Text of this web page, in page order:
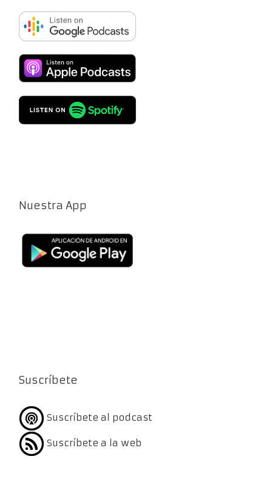
Nuestra App
Suscríbete
Suscríbete al podcast
Suscríbete a la web